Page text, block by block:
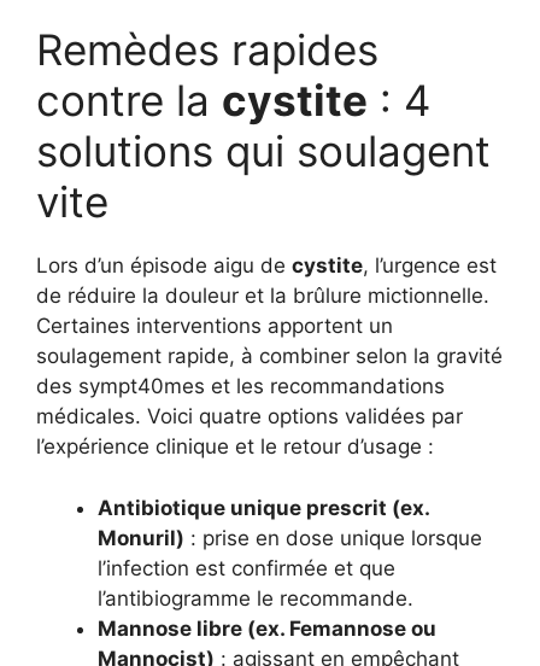
Remèdes rapides
contre la cystite : 4
solutions qui soulagent
vite
Lors d’un épisode aigu de cystite, l’urgence est
de réduire la douleur et la brûlure mictionnelle.
Certaines interventions apportent un
soulagement rapide, à combiner selon la gravité
des sympt40mes et les recommandations
médicales. Voici quatre options validées par
l’expérience clinique et le retour d’usage :
Antibiotique unique prescrit (ex.
Monuril) : prise en dose unique lorsque
l’infection est confirmée et que
l’antibiogramme le recommande.
Mannose libre (ex. Femannose ou
Mannocist) : agissant en empêchant